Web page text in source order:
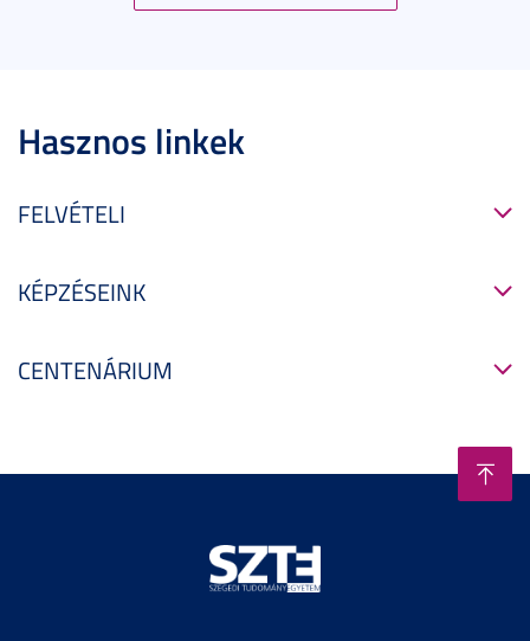
Hasznos linkek
FELVÉTELI
KÉPZÉSEINK
CENTENÁRIUM